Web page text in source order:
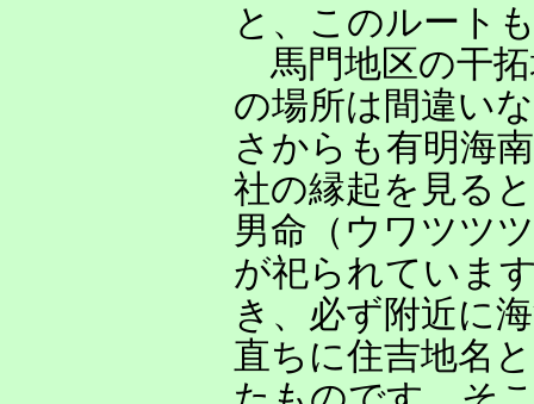
と、このルート
馬門地区の干
の場所は間違い
さからも有明海
社の縁起を見る
男命（ウワツツ
が祀られていま
き、必ず附近に
直ちに住吉地名